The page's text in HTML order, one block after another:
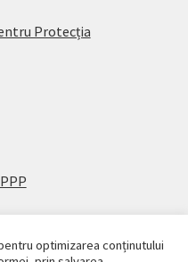
Protecția
optimizarea conținutului